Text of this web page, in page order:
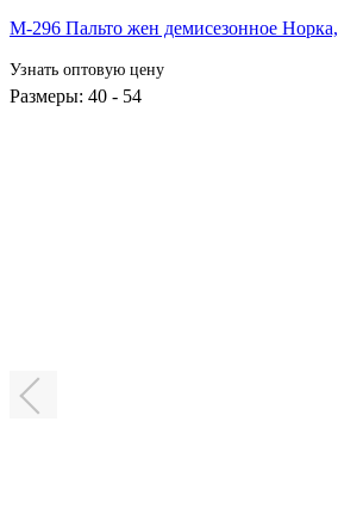
М-296 Пальто жен демисезонное Норка,
Узнать оптовую цену
Размеры: 40 - 54